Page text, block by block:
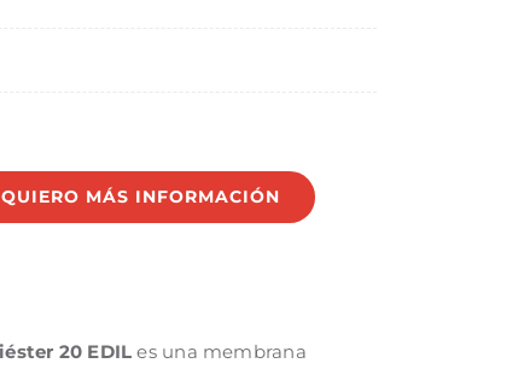
QUIERO MÁS INFORMACIÓN
20 EDIL es una membrana